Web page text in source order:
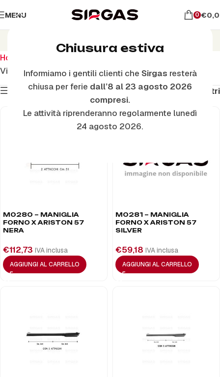
Chiusura estiva
Informiamo i gentili clienti che Sirgas resterà
chiusa per ferie dall’8 al 23 agosto 2026
compresi.
Le attività riprenderanno regolarmente lunedì
24 agosto 2026.
MENU 0 €
Maniglie Forno
Home
Visualizzazione di 1-48 di 111 risultati
Mostra filtri
Filtri
M0280 – MANIGLIA
FORNO X ARISTON 57
NERA
€112,73 IVA inclusa
AGGIUNGI AL CARRELLO
M0281 – MANIGLIA
FORNO X ARISTON 57
SILVER
€59,18 IVA inclusa
AGGIUNGI AL CARRELLO